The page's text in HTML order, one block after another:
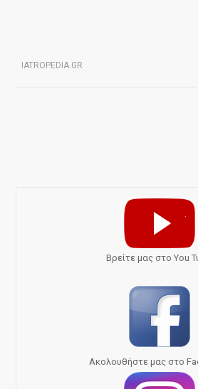
IATROPEDIA.GR
Bρείτε μας στο You
Ακολουθήστε μας στο